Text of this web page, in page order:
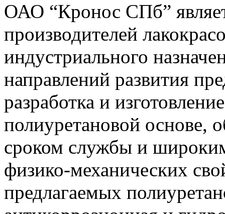
ОАО “Кронос СПб”
производителей
индустриального
направлений развития
разработка и
полиуретановой основе,
сроком службы и
физико-механических
предлагаемых